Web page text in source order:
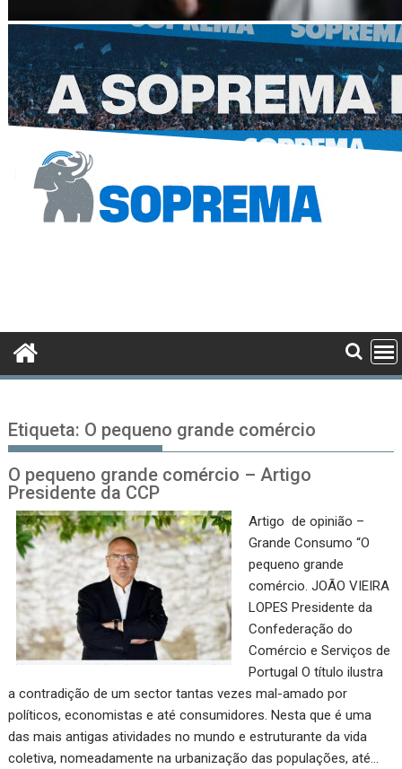
Etiqueta: O pequeno grande comércio
O pequeno grande comércio – Artigo
Presidente da CCP
Artigo de opinião –
Grande Consumo “O
pequeno grande
comércio. JOÃO VIEIRA
LOPES Presidente da
Confederação do
Comércio e Serviços de
Portugal O título ilustra
a contradição de um sector tantas vezes mal­-amado por
políticos, economistas e até consumidores. Nesta que é uma
das mais antigas atividades no mundo e estrutu­rante da vida
coletiva, nomeadamente na urbanização das populações, até…